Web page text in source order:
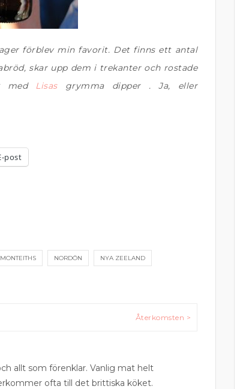
förblev min favorit. Det finns ett antal
skar upp dem i trekanter och rostade
med Lisasgrymma dipper . Ja, eller
post
MONTEITHS NORDÖN NYA ZEELAND
Återkomsten >
allt som förenklar. Vanlig mat helt
ofta till det brittiska köket.